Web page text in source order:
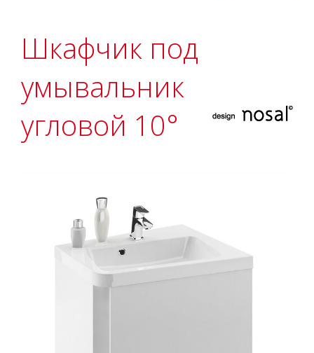
Шкафчик под
умывальник
угловой 10°